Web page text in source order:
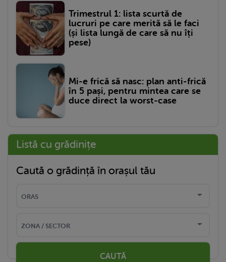
Trimestrul 1: lista scurtă de
lucruri pe care merită să le faci
(și lista lungă de care să nu îți
pese)
Mi-e frică să nasc: plan anti-frică
în 5 pași, pentru mintea care se
duce direct la worst-case
Listă cu grădinițe
Caută o grădință în orașul tău
CAUTĂ